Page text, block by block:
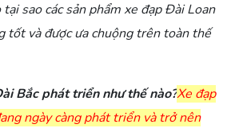
sao các sản phẩm xe đạp Đài Loan
tốt và được ưa chuộng trên toàn thế
Bắc phát triển như thế nào?Xe đạp
ngày càng phát triển và trở nên